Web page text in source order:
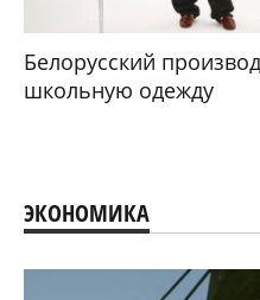
Белорусский
школьную одежду
ЭКОНОМИКА